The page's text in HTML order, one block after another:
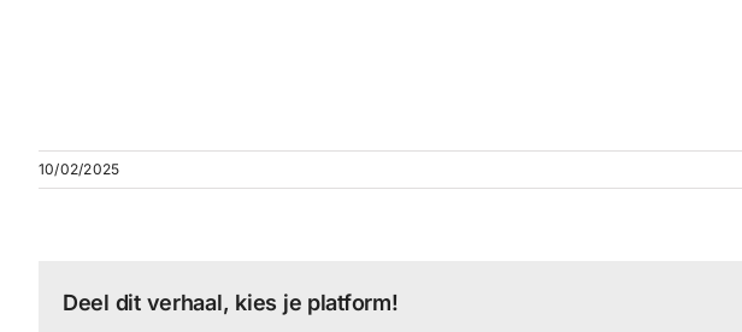
10/02/2025
Deel dit verhaal, kies je platform!